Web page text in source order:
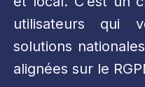
utilisateurs qui
solutions
alignées sur le